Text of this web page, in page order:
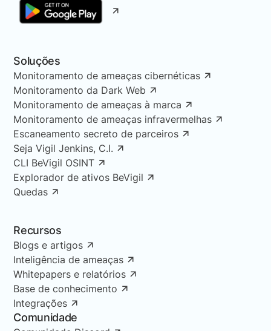
Soluções
Monitoramento de ameaças cibernéticas
Monitoramento da Dark Web
Monitoramento de ameaças à marca
Monitoramento de ameaças infravermelhas
Escaneamento secreto de parceiros
Seja Vigil Jenkins, C.I.
CLI BeVigil OSINT
Explorador de ativos BeVigil
Quedas
Recursos
Blogs e artigos
Inteligência de ameaças
Whitepapers e relatórios
Base de conhecimento
Integrações
Comunidade